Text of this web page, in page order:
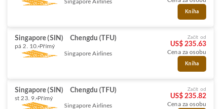
Singapore Airlines
Kniha
Singapore (SIN) Chengdu (TFU)
pá 2. 10. Přímý
Singapore Airlines
Začít od
US$ 235.63
Cena za osobu
Kniha
Singapore (SIN) Chengdu (TFU)
st 23. 9. Přímý
Singapore Airlines
Začít od
US$ 235.82
Cena za osobu